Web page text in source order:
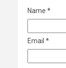
Name *
Email *